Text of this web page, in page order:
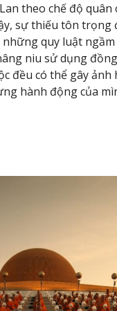
theo chế độ
sự thiếu tôn trọng
quy luật
niu sử dụng
đều có thể gây
hành động của